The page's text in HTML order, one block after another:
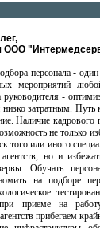
ООО
персонала -
мероприятий
-
затратным. Путь
Наличие кадрового
не только
того или иного
но и
Обучать
на подборе
приеме на
прибегаем